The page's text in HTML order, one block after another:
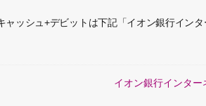
ッシュ+デビットは下記「イオン銀行イン
イオン銀行インタ